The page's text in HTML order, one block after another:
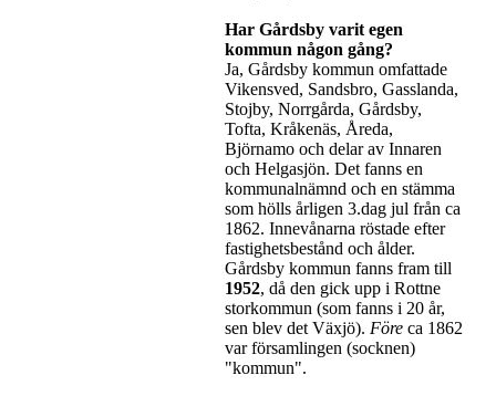
Har Gårdsby varit egen
kommun någon gång?
Ja, Gårdsby kommun omfattade
Vikensved, Sandsbro, Gasslanda,
Stojby, Norrgårda, Gårdsby,
Tofta, Kråkenäs, Åreda,
Björnamo och delar av Innaren
och Helgasjön. Det fanns en
kommunalnämnd och en stämma
som hölls årligen 3.dag jul från ca
1862. Innevånarna röstade efter
fastighetsbestånd och ålder.
Gårdsby kommun fanns fram till
1952, då den gick upp i Rottne
storkommun (som fanns i 20 år,
sen blev det Växjö). Före ca 1862
var församlingen (socknen)
"kommun".